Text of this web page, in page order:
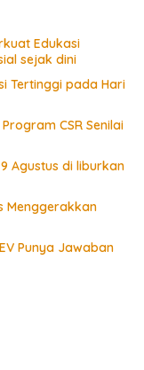
Edukasi
sejak dini
Tertinggi pada Hari
CSR Senilai
Agustus di liburkan
Menggerakkan
Punya Jawaban